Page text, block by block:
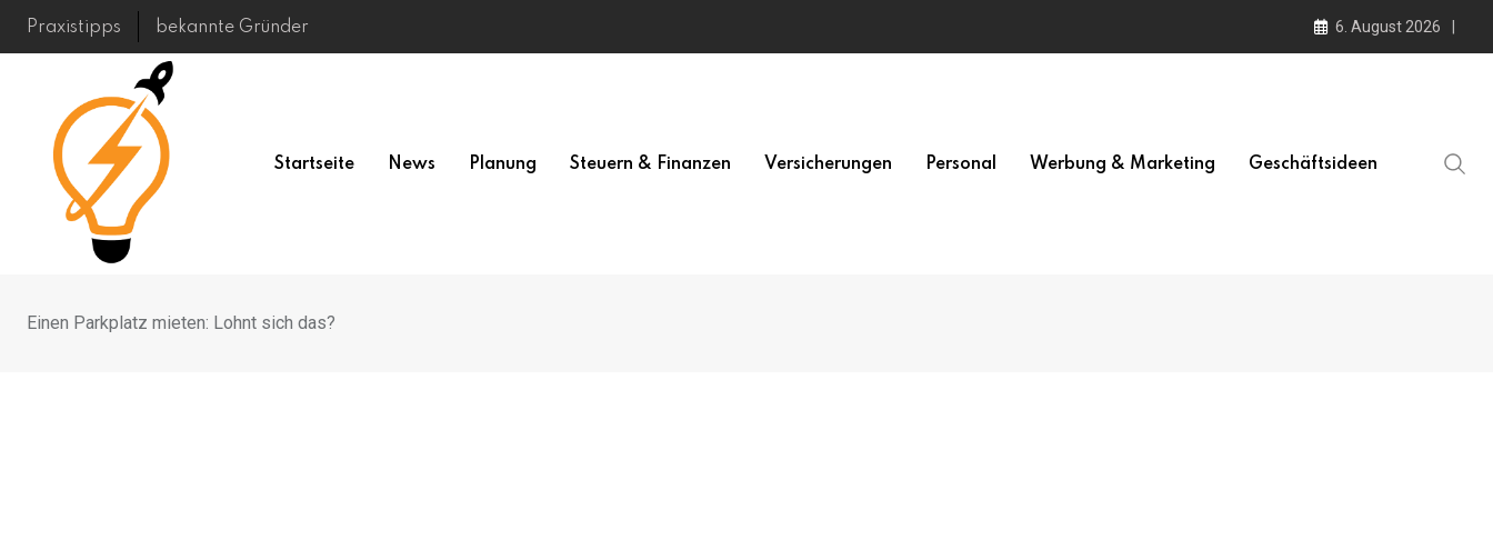
Skip
Praxistipps bekannte Gründer 6. August 2026
Startseite News Planung Steuern & Finanzen Versicherungen Personal Werbung & Marketing Geschäftsideen
Einen Parkplatz mieten: Lohnt sich das?